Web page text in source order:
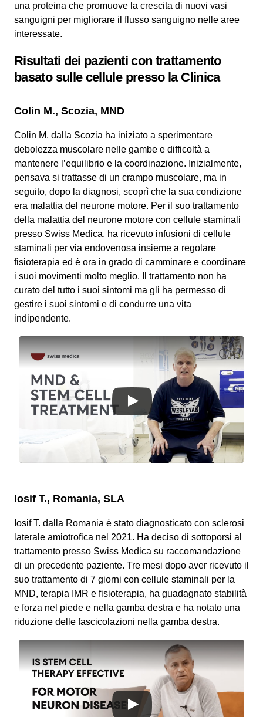
una proteina che promuove la crescita di nuovi vasi
sanguigni per migliorare il flusso sanguigno nelle aree
interessate.
Risultati dei pazienti con trattamento
basato sulle cellule presso la Clinica
Colin M., Scozia, MND
Colin M. dalla Scozia ha iniziato a sperimentare
debolezza muscolare nelle gambe e difficoltà a
mantenere l’equilibrio e la coordinazione. Inizialmente,
pensava si trattasse di un crampo muscolare, ma in
seguito, dopo la diagnosi, scoprì che la sua condizione
era malattia del neurone motore. Per il suo trattamento
della malattia del neurone motore con cellule staminali
presso Swiss Medica, ha ricevuto infusioni di cellule
staminali per via endovenosa insieme a regolare
fisioterapia ed è ora in grado di camminare e coordinare
i suoi movimenti molto meglio. Il trattamento non ha
curato del tutto i suoi sintomi ma gli ha permesso di
gestire i suoi sintomi e di condurre una vita
indipendente.
Iosif T., Romania, SLA
Iosif T. dalla Romania è stato diagnosticato con sclerosi
laterale amiotrofica nel 2021. Ha deciso di sottoporsi al
trattamento presso Swiss Medica su raccomandazione
di un precedente paziente. Tre mesi dopo aver ricevuto il
suo trattamento di 7 giorni con cellule staminali per la
MND, terapia IMR e fisioterapia, ha guadagnato stabilità
e forza nel piede e nella gamba destra e ha notato una
riduzione delle fascicolazioni nella gamba destra.